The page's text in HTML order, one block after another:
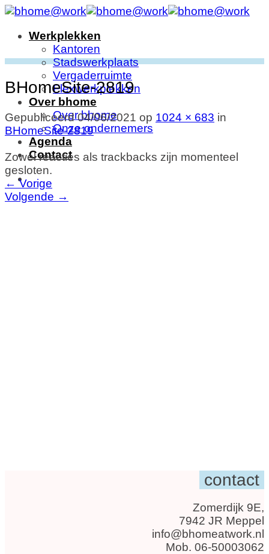
Ga
inhoudWerkplekken
Kantoren
Stadswerkplaats
Vergaderruimte
Flexwerkplekken
Over bhome
Over bhome
Onze ondernemers
Agenda
Contact
BHomeSite-2819
Gepubliceerd04/06/2021 op 1024 × 683 in
BHomeSite-2819
Zowel reacties als trackbacks zijn momenteel
gesloten.
← Vorige
Volgende →
contact
Zomerdijk 9E,
7942 JR Meppel
info@bhomeatwork.nl
Mob. 06-50003062